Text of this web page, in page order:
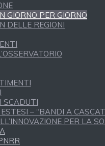
GIORNO PER GIORNO
DELLE REGIONI
SCADUTI
– “BANDI A
PER LA